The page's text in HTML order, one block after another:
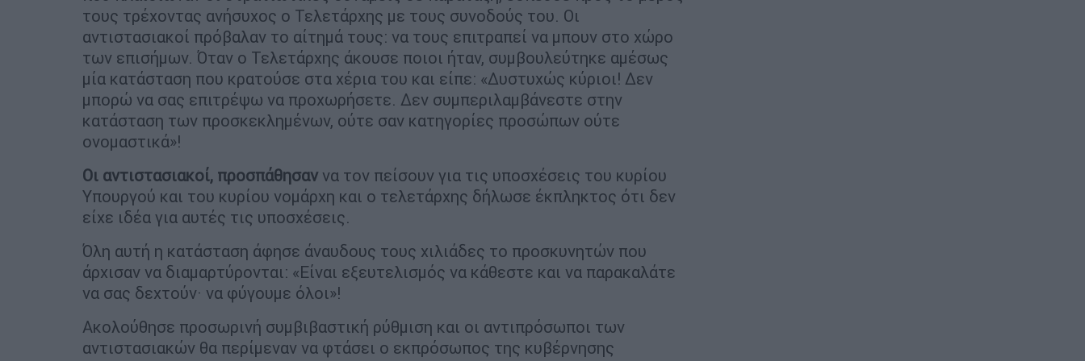
τους τρέχοντας ανήσυχος ο Τελετάρχης με τους συνοδούς του. Οι
αντιστασιακοί πρόβαλαν το αίτημά τους: να τους επιτραπεί να μπουν στο χώρο
των επισήμων. Όταν ο Τελετάρχης άκουσε ποιοι ήταν, συμβουλεύτηκε αμέσως
μία κατάσταση που κρατούσε στα χέρια του και είπε: «Δυστυχώς κύριοι! Δεν
μπορώ να σας επιτρέψω να προχωρήσετε. Δεν συμπεριλαμβάνεστε στην
κατάσταση των προσκεκλημένων, ούτε σαν κατηγορίες προσώπων ούτε
ονομαστικά»!
Οι αντιστασιακοί, προσπάθησαν να τον πείσουν για τις υποσχέσεις του κυρίου
Υπουργού και του κυρίου νομάρχη και ο τελετάρχης δήλωσε έκπληκτος ότι δεν
είχε ιδέα για αυτές τις υποσχέσεις.
Όλη αυτή η κατάσταση άφησε άναυδους τους χιλιάδες το προσκυνητών που
άρχισαν να διαμαρτύρονται: «Είναι εξευτελισμός να κάθεστε και να παρακαλάτε
να σας δεχτούν· να φύγουμε όλοι»!
Ακολούθησε προσωρινή συμβιβαστική ρύθμιση και οι αντιπρόσωποι των
αντιστασιακών θα περίμεναν να φτάσει ο εκπρόσωπος της κυβέρνησης